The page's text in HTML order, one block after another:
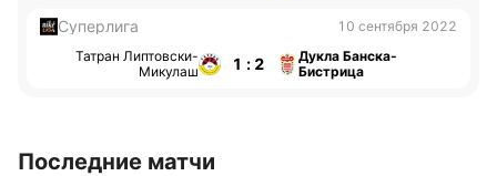
Суперлига
10 сентября 2022
Татран Липтовски-
Микулаш
1 : 2
Дукла Банска-
Бистрица
Последние матчи